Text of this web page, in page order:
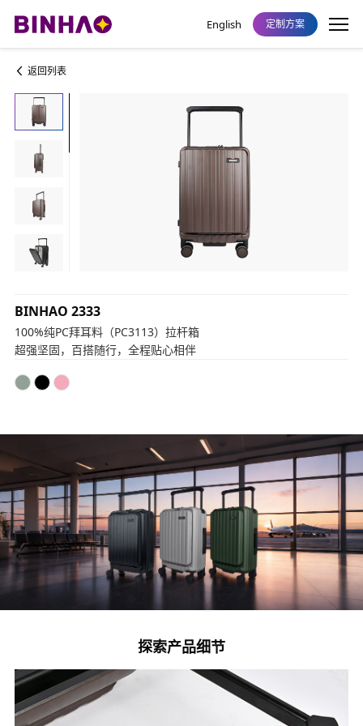
定制方案
English
返回列表
<
BINHAO 2333
100%纯PC拜耳料（PC3113）拉杆箱
超强坚固，百搭随行，全程贴心相伴
探索产品细节